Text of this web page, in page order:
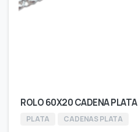
ROLO 60X20 CADENA PLATA
PLATA CADENAS PLATA